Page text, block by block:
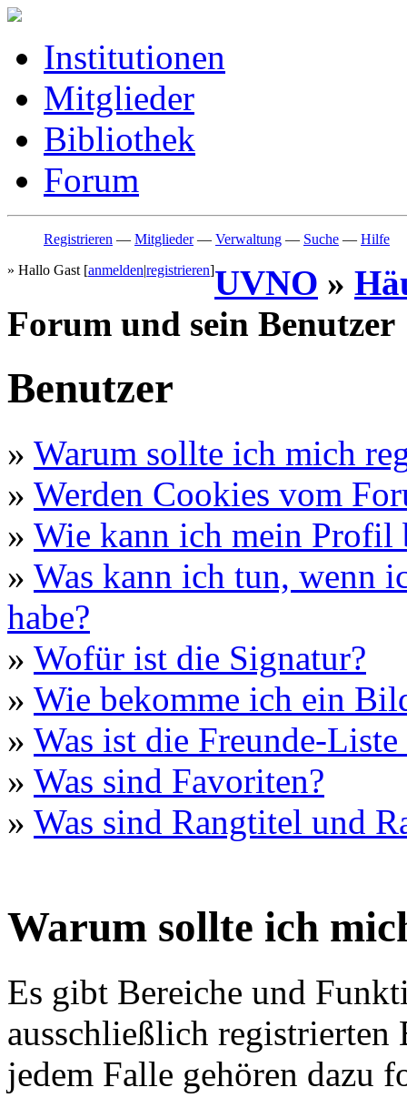
Institutionen
Mitglieder
Bibliothek
Forum
Registrieren — Mitglieder— Verwaltung — Suche — Hilfe
» Hallo Gast [anmelden|registrieren]UVNO »
Forum und sein Benutzer
Benutzer
» Warum sollte ich mich
» Werden Cookies vom
» Wie kann ich mein Profil
» Was kann ich tun, wenn
habe?
» Wofür ist die Signatur?
» Wie bekomme ich ein
» Was ist die Freunde-
» Was sind Favoriten?
» Was sind Rangtitel und
Warum sollte ich
Es gibt Bereiche und
ausschließlich
jedem Falle gehören dazu